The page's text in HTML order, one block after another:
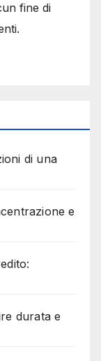
fine di
di una
e
durata e